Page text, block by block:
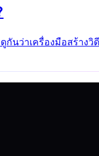
กันว่าเครื่องมือสร้าง